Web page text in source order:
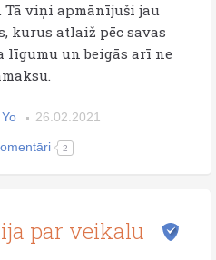
Tā viņi apmānījuši jau
kurus atlaiž pēc savas
līgumu un beigās arī ne
26.02.2021
2
par veikalu